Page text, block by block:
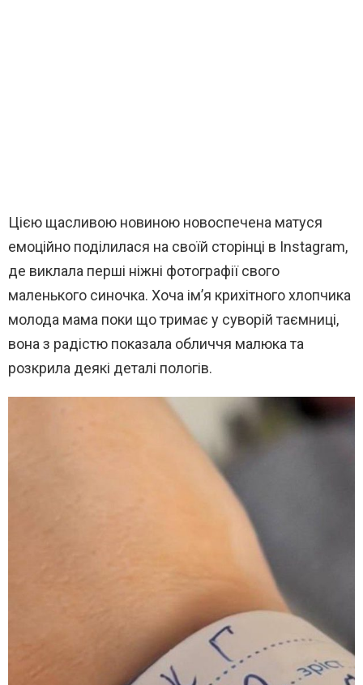
Цією щасливою новиною новоспечена матуся
емоційно поділилася на своїй сторінці в Instagram,
де виклала перші ніжні фотографії свого
маленького синочка. Хоча ім’я крихітного хлопчика
молода мама поки що тримає у суворій таємниці,
вона з радістю показала обличчя малюка та
розкрила деякі деталі пологів.